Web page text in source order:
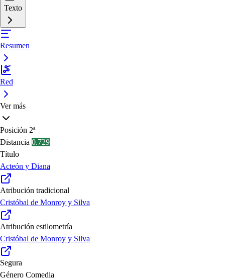
Texto
Resumen
Red
Ver más
Posición 2ª
Distancia 0.729
Título
Acteón y Diana
Atribución tradicional
Cristóbal de Monroy y Silva
Atribución estilometría
Cristóbal de Monroy y Silva
Segura
Género Comedia